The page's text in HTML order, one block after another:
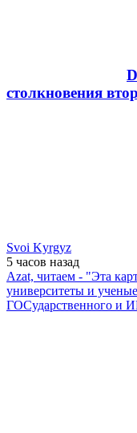
столкновения
Svoi Kyrgyz
5 часов назад
Azat, читаем - "Эта
университеты и
ГОСударственного и